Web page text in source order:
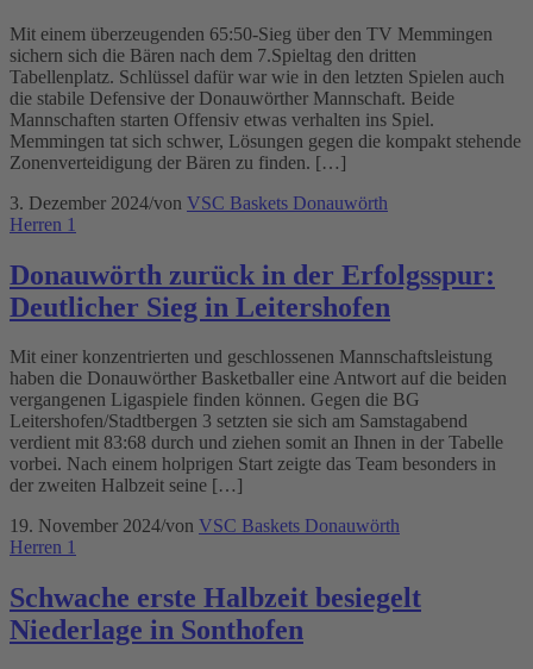
Mit einem überzeugenden 65:50-Sieg über den TV Memmingen
sichern sich die Bären nach dem 7.Spieltag den dritten
Tabellenplatz. Schlüssel dafür war wie in den letzten Spielen auch
die stabile Defensive der Donauwörther Mannschaft. Beide
Mannschaften starten Offensiv etwas verhalten ins Spiel.
Memmingen tat sich schwer, Lösungen gegen die kompakt stehende
Zonenverteidigung der Bären zu finden. […]
3. Dezember 2024/von VSC Baskets Donauwörth
Herren 1
Donauwörth zurück in der Erfolgsspur:
Deutlicher Sieg in Leitershofen
Mit einer konzentrierten und geschlossenen Mannschaftsleistung
haben die Donauwörther Basketballer eine Antwort auf die beiden
vergangenen Ligaspiele finden können. Gegen die BG
Leitershofen/Stadtbergen 3 setzten sie sich am Samstagabend
verdient mit 83:68 durch und ziehen somit an Ihnen in der Tabelle
vorbei. Nach einem holprigen Start zeigte das Team besonders in
der zweiten Halbzeit seine […]
19. November 2024/von VSC Baskets Donauwörth
Herren 1
Schwache erste Halbzeit besiegelt
Niederlage in Sonthofen